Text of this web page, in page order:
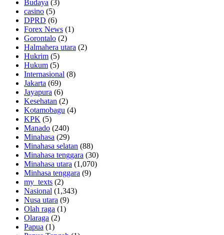
Budaya (3)
casino (5)
DPRD (6)
Forex News (1)
Gorontalo (2)
Halmahera utara (2)
Hukrim (5)
Hukum (5)
Internasional (8)
Jakarta (69)
Jayapura (6)
Kesehatan (2)
Kotamobagu (4)
KPK (5)
Manado (240)
Minahasa (29)
Minahasa selatan (88)
Minahasa tenggara (30)
Minahasa utara (1,070)
Minhasa tenggara (9)
my_texts (2)
Nasional (1,343)
Nusa utara (9)
Olah raga (1)
Olaraga (2)
Papua (1)